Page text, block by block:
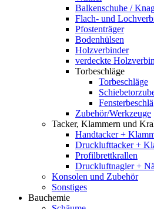
Balkenschuhe /
Flach- und
Pfostenträger
Bodenhülsen
Holzverbinder
verdeckte
Torbeschläge
Torbeschläge
Zubehör/Werkzeuge
Tacker, Klammern und
Handtacker +
Drucklufttacker +
Profilbrettkrallen
Druckluftnagler +
Konsolen und Zubehör
Sonstiges
Bauchemie